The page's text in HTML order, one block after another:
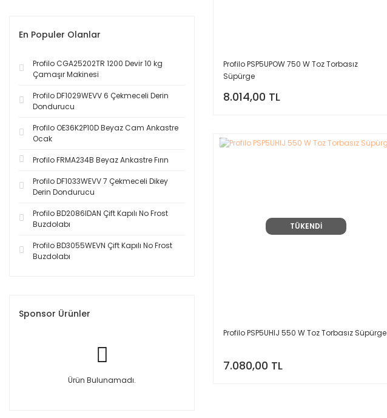
En Populer Olanlar
Profilo CGA25202TR 1200 Devir 10 kg
Çamaşır Makinesi
Profilo DF1029WEVV 6 Çekmeceli Derin
Dondurucu
Profilo OE36K2P10D Beyaz Cam Ankastre
Ocak
Profilo FRMA234B Beyaz Ankastre Fırın
Profilo DF1033WEVV 7 Çekmeceli Dikey
Derin Dondurucu
Profilo BD2086IDAN Çift Kapılı No Frost
Buzdolabı
Profilo BD3055WEVN Çift Kapılı No Frost
Buzdolabı
Sponsor Ürünler
Ürün Bulunamadı.
Profilo PSP5UPOW 750 W Toz Torbasız
Süpürge
8.014,00 TL
TÜKENDİ
Profilo PSP5UHIJ 550 W Toz Torbasız Süpürge
7.080,00 TL